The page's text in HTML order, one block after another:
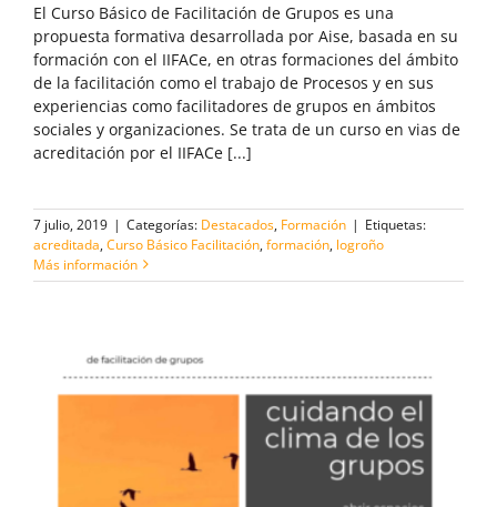
El Curso Básico de Facilitación de Grupos es una
propuesta formativa desarrollada por Aise, basada en su
formación con el IIFACe, en otras formaciones del ámbito
de la facilitación como el trabajo de Procesos y en sus
experiencias como facilitadores de grupos en ámbitos
sociales y organizaciones. Se trata de un curso en vias de
acreditación por el IIFACe [...]
7 julio, 2019 | Categorías: Destacados, Formación | Etiquetas:
acreditada,Curso Básico Facilitación,formación, logroño
Más información